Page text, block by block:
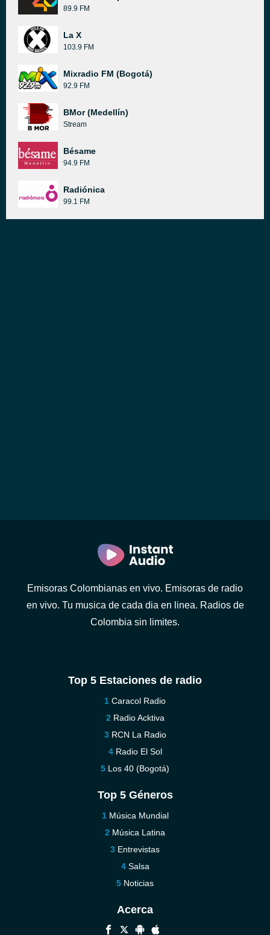
89.9 FM
La X
103.9 FM
Mixradio FM (Bogotá)
92.9 FM
BMor (Medellín)
Stream
Bésame
94.9 FM
Radiónica
99.1 FM
Emisoras Colombianas en vivo. Emisoras de radio
en vivo. Tu musica de cada dia en linea. Radios de
Colombia sin limites.
Top 5 Estaciones de radio
Caracol Radio
Radio Acktiva
RCN La Radio
Radio El Sol
Los 40 (Bogotá)
Top 5 Géneros
Música Mundial
Música Latina
Entrevistas
Salsa
Noticias
Acerca